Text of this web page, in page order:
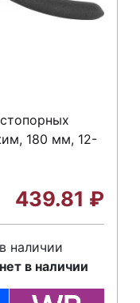
180 мм, 12-
439.81 ₽
в наличии
нет в наличии